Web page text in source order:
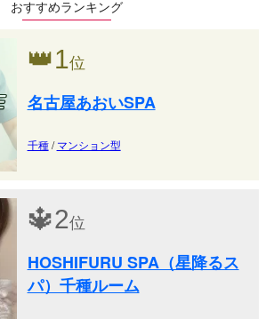
おすすめランキング
👑1位
名古屋あおいSPA
千種/マンション型
🔱2位
HOSHIFURU SPA（星降るス
パ）千種ルーム